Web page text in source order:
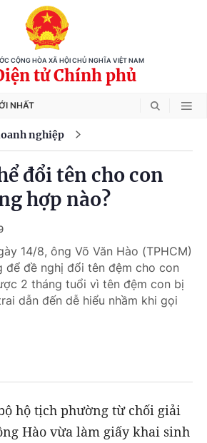
CỘNG HÒA XÃ HỘI CHỦ NGHĨA VIỆT NAM
tử Chính phủ
NHẤT
nghiệp
đổi tên cho con
hợp nào?
14/8, ông Võ Văn Hào (TPHCM)
để đề nghị đổi tên đệm cho con
2 tháng tuổi vì tên đệm con bị
dẫn đến dễ hiểu nhầm khi gọi
hộ tịch phường từ chối giải
Hào vừa làm giấy khai sinh